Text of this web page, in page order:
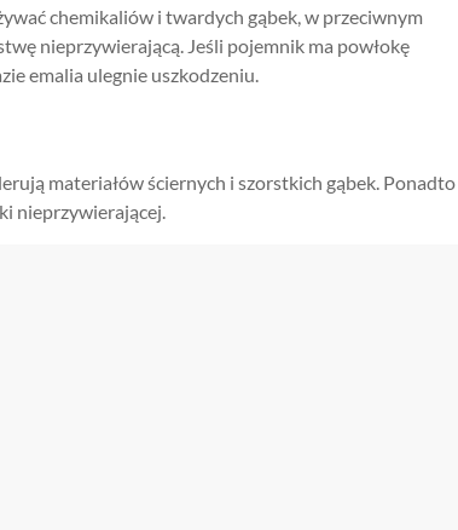
chemikaliów i twardych gąbek, w przeciwnym
nieprzywierającą. Jeśli pojemnik ma powłokę
emalia ulegnie uszkodzeniu.
materiałów ściernych i szorstkich gąbek. Ponadto
nieprzywierającej.